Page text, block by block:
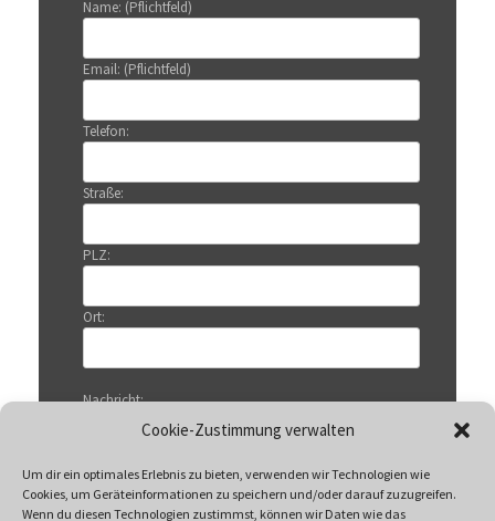
Cookie-Zustimmung verwalten
Um dir ein optimales Erlebnis zu bieten, verwenden wir Technologien wie
Cookies, um Geräteinformationen zu speichern und/oder darauf zuzugreifen.
Wenn du diesen Technologien zustimmst, können wir Daten wie das
Name: (Pflichtfeld)
Email: (Pflichtfeld)
Telefon:
Straße:
PLZ:
Ort:
Nachricht: